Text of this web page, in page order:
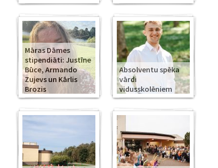
Māras Dāmes
stipendiāti: Justīne
Būce, Armando
Zujevs un Kārlis
Brozis
Absolventu spēka
vārdi
vidusskolēniem